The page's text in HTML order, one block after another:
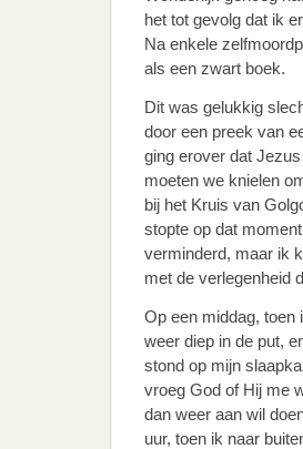
het tot gevolg dat ik
Na enkele
als een zwart boek.
Dit was gelukkig
door een preek van
ging erover dat
moeten we knielen
bij het Kruis van
stopte op dat
verminderd, maar ik
met de verlegenheid
Op een middag,
weer diep in de put,
stond op mijn
vroeg God of Hij me
dan weer aan wil
uur, toen ik naar